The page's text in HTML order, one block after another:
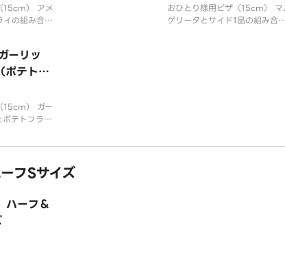
15cm） アメ
イの組み合わ
おひとり様用ピザ（15cm） マ
ゲリータとサイド1品の組み合わ
ーリッ
ポテトフ
15cm） ガー
ポテトフライ
ジ、燻しベ
フSサイズ
ハーフ＆